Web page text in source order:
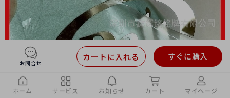
お問合せ
すぐに購入
カートに入れる
ホーム サービス お知らせ カート マイページ